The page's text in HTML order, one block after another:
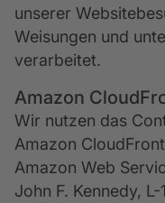
unserer
Weisungen und
verarbeitet.
Amazon
Wir nutzen das
Amazon
Amazon Web
John F. Kennedy,